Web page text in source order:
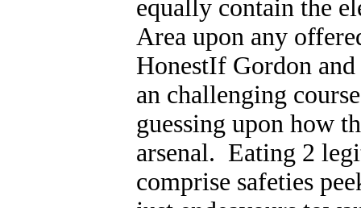
equally contain the
Area upon any
HonestIf Gordon
an challenging
guessing upon how
arsenal. Eating 2
comprise safeties